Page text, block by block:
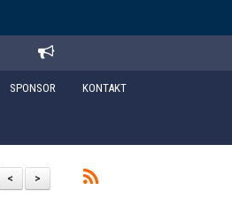
SPONSOR KONTAKT
>
<